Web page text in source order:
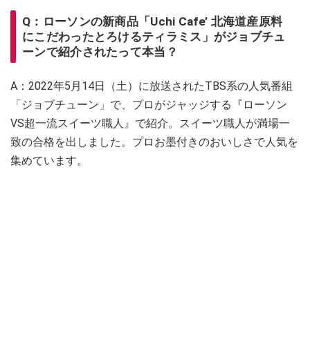
Q：ローソンの新商品「Uchi Cafe’ 北海道産原料
にこだわったとろけるティラミス」がジョブチュ
ーンで紹介されたって本当？
A：2022年5月14日（土）に放送されたTBS系の人気番組
「ジョブチューン」で、プロがジャッジする『ローソン
VS超一流スイーツ職人』で紹介。スイーツ職人が満場一
致の合格を出しました。プロお墨付きのおいしさで人気を
集めています。